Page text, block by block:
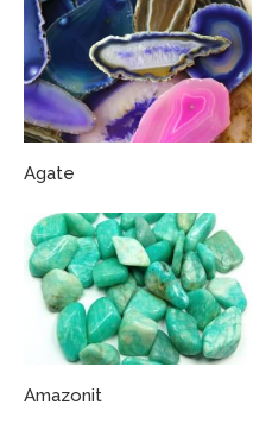
Agate
Amazonit